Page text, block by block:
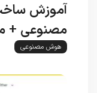
آموزش ساخت
مصنوعی +
هوش مصنوعی